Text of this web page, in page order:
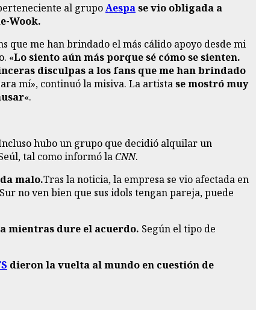
al grupoAespase vio obligada a
Wook.
que me han brindado el más cálido apoyo desde mi
«Lo siento aún más porque sé cómo se sienten.
disculpas a los fans que me han brindado
mí», continuó la misiva. La artistase mostró muy
«.
hubo un grupo que decidió alquilar un
tal como informó laCNN.
malo.Tras la noticia, la empresa se vio afectada en
no ven bien que sus idols tengan pareja, puede
mientras dure el acuerdo. Según el tipo de
dieron la vuelta al mundo en cuestión de